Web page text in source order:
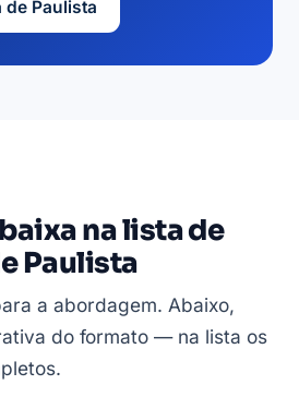
de Paulista
na lista de
Paulista
a abordagem. Abaixo,
do formato — na lista os